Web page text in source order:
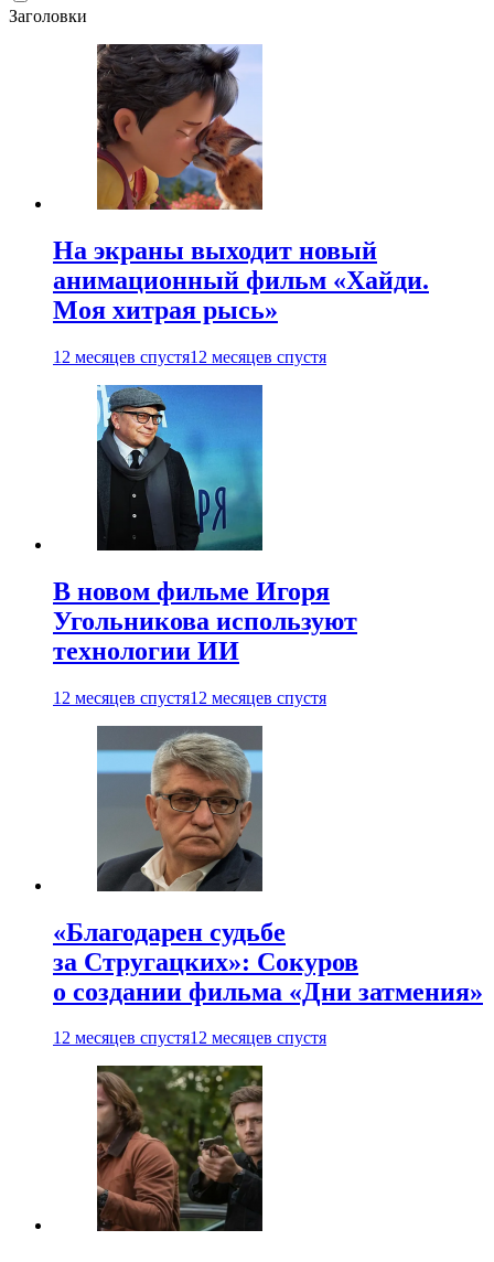
Заголовки
На экраны выходит новый
анимационный фильм «Хайди.
Моя хитрая рысь»
12 месяцев спустя12 месяцев спустя
В новом фильме Игоря
Угольникова используют
технологии ИИ
12 месяцев спустя12 месяцев спустя
«Благодарен судьбе
за Стругацких»: Сокуров
о создании фильма «Дни затмения»
12 месяцев спустя12 месяцев спустя